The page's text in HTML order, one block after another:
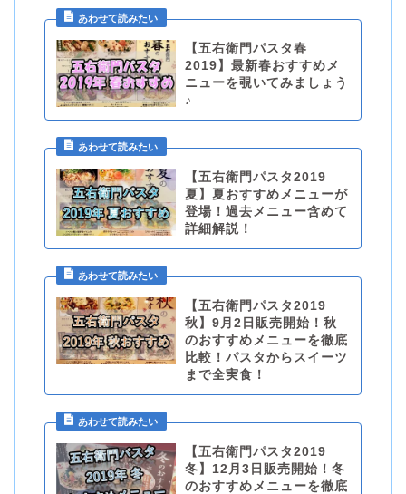
【五右衛門パスタ春
2019】最新春おすすめメ
ニューを覗いてみましょう
♪
【五右衛門パスタ2019
夏】夏おすすめメニューが
登場！過去メニュー含めて
詳細解説！
【五右衛門パスタ2019
秋】9月2日販売開始！秋
のおすすめメニューを徹底
比較！パスタからスイーツ
まで全実食！
【五右衛門パスタ2019
冬】12月3日販売開始！冬
のおすすめメニューを徹底